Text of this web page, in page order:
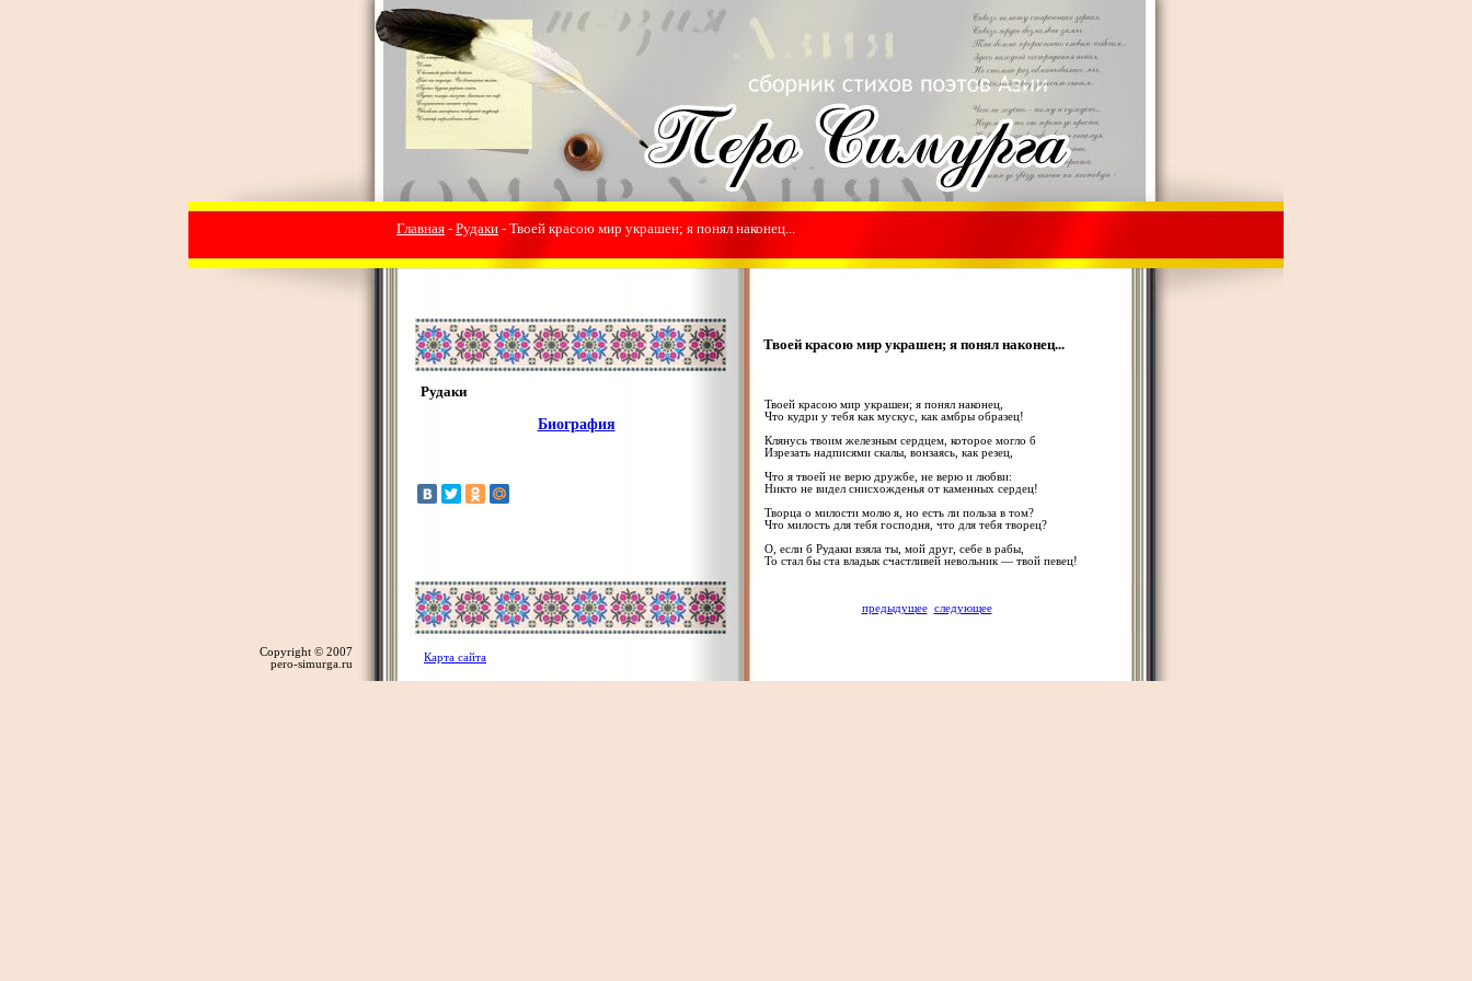
Главная - Рудаки - Твоей красою мир украшен; я понял наконец...
Твоей красою мир украшен; я понял наконец...
Рудаки
Биография
Твоей красою мир украшен; я понял наконец,
Что кудри у тебя как мускус, как амбры образец!
Клянусь твоим железным сердцем, которое могло б
Изрезать надписями скалы, вонзаясь, как резец,
Что я твоей не верю дружбе, не верю и любви:
Никто не видел снисхожденья от каменных сердец!
Творца о милости молю я, но есть ли польза в том?
Что милость для тебя господня, что для тебя творец?
О, если б Рудаки взяла ты, мой друг, себе в рабы,
То стал бы ста владык счастливей невольник — твой певец!
предыдущее следующее
Copyright © 2007
pero-simurga.ru
Карта сайта